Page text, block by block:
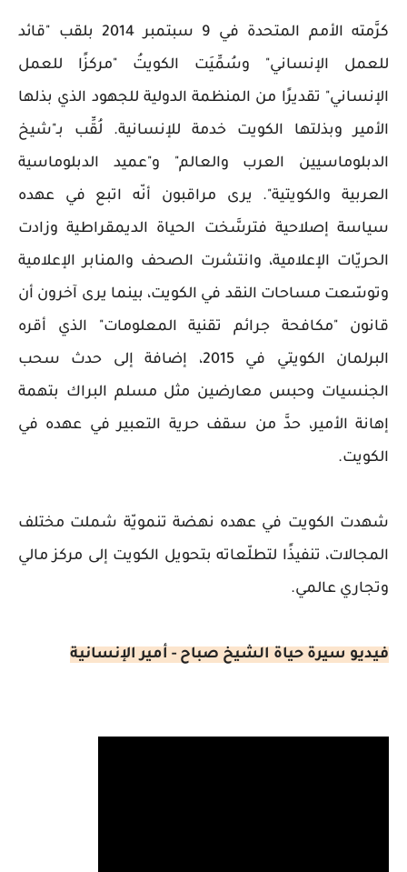
كرَّمته الأمم المتحدة في 9 سبتمبر 2014 بلقب "قائد
للعمل الإنساني" وسُمِّيَت الكويتُ "مركزًا للعمل
الإنساني" تقديرًا من المنظمة الدولية للجهود الذي بذلها
الأمير وبذلتها الكويت خدمة للإنسانية. لُقِّب بـ"شيخ
الدبلوماسيين العرب والعالم" و"عميد الدبلوماسية
العربية والكويتية". يرى مراقبون أنّه اتبع في عهده
سياسة إصلاحية فترسَّخت الحياة الديمقراطية وزادت
الحريّات الإعلامية، وانتشرت الصحف والمنابر الإعلامية
وتوسّعت مساحات النقد في الكويت، بينما يرى آخرون أن
قانون "مكافحة جرائم تقنية المعلومات" الذي أقره
البرلمان الكويتي في 2015، إضافة إلى حدث سحب
الجنسيات وحبس معارضين مثل مسلم البراك بتهمة
إهانة الأمير، حدَّ من سقف حرية التعبير في عهده في
الكويت.
شهدت الكويت في عهده نهضة تنمويّة شملت مختلف
المجالات، تنفيذًا لتطلّعاته بتحويل الكويت إلى مركز مالي
وتجاري عالمي.
فيديو سيرة حياة الشيخ صباح - أمير الإنسانية